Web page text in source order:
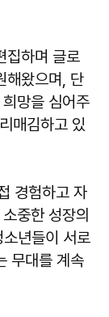
집하며 글로
해왔으며, 단
망을 심어주
매김하고 있
경험하고 자
중한 성장의
년들이 서로
무대를 계속